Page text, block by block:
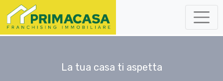
La tua casa ti aspetta